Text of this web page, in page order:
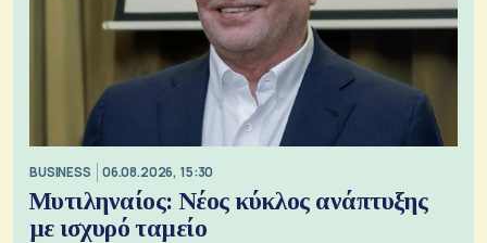
BUSINESS 06.08.2026, 15:30
Μυτιληναίος: Νέος κύκλος ανάπτυξης
με ισχυρό ταμείο